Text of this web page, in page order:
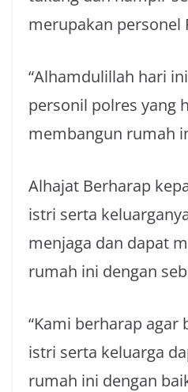
merupakan personel
“Alhamdulillah hari
personil polres yang
membangun rumah
Alhajat Berharap
istri serta
menjaga dan dapat
rumah ini dengan
“Kami berharap agar
istri serta keluarga
rumah ini dengan